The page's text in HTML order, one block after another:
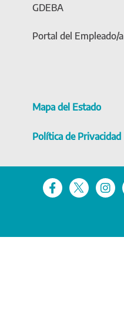
GDEBA
Portal del Empleado/a
Mapa del Estado
Política de Privacidad